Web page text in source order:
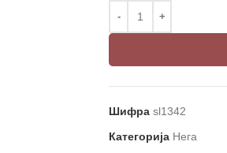
Шифра sl1342
Категорија Нега